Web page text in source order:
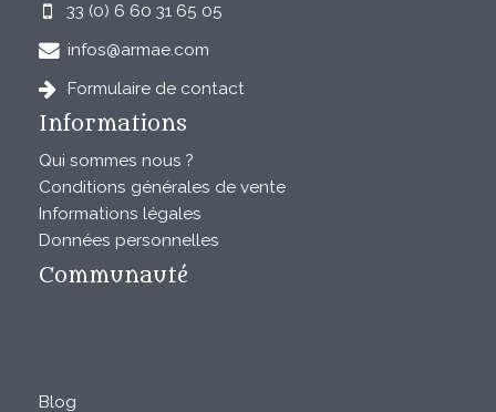
33 (0) 6 60 31 65 05
infos@armae.com
Formulaire de contact
Informations
Qui sommes nous ?
Conditions générales de vente
Informations légales
Données personnelles
Communauté
Blog